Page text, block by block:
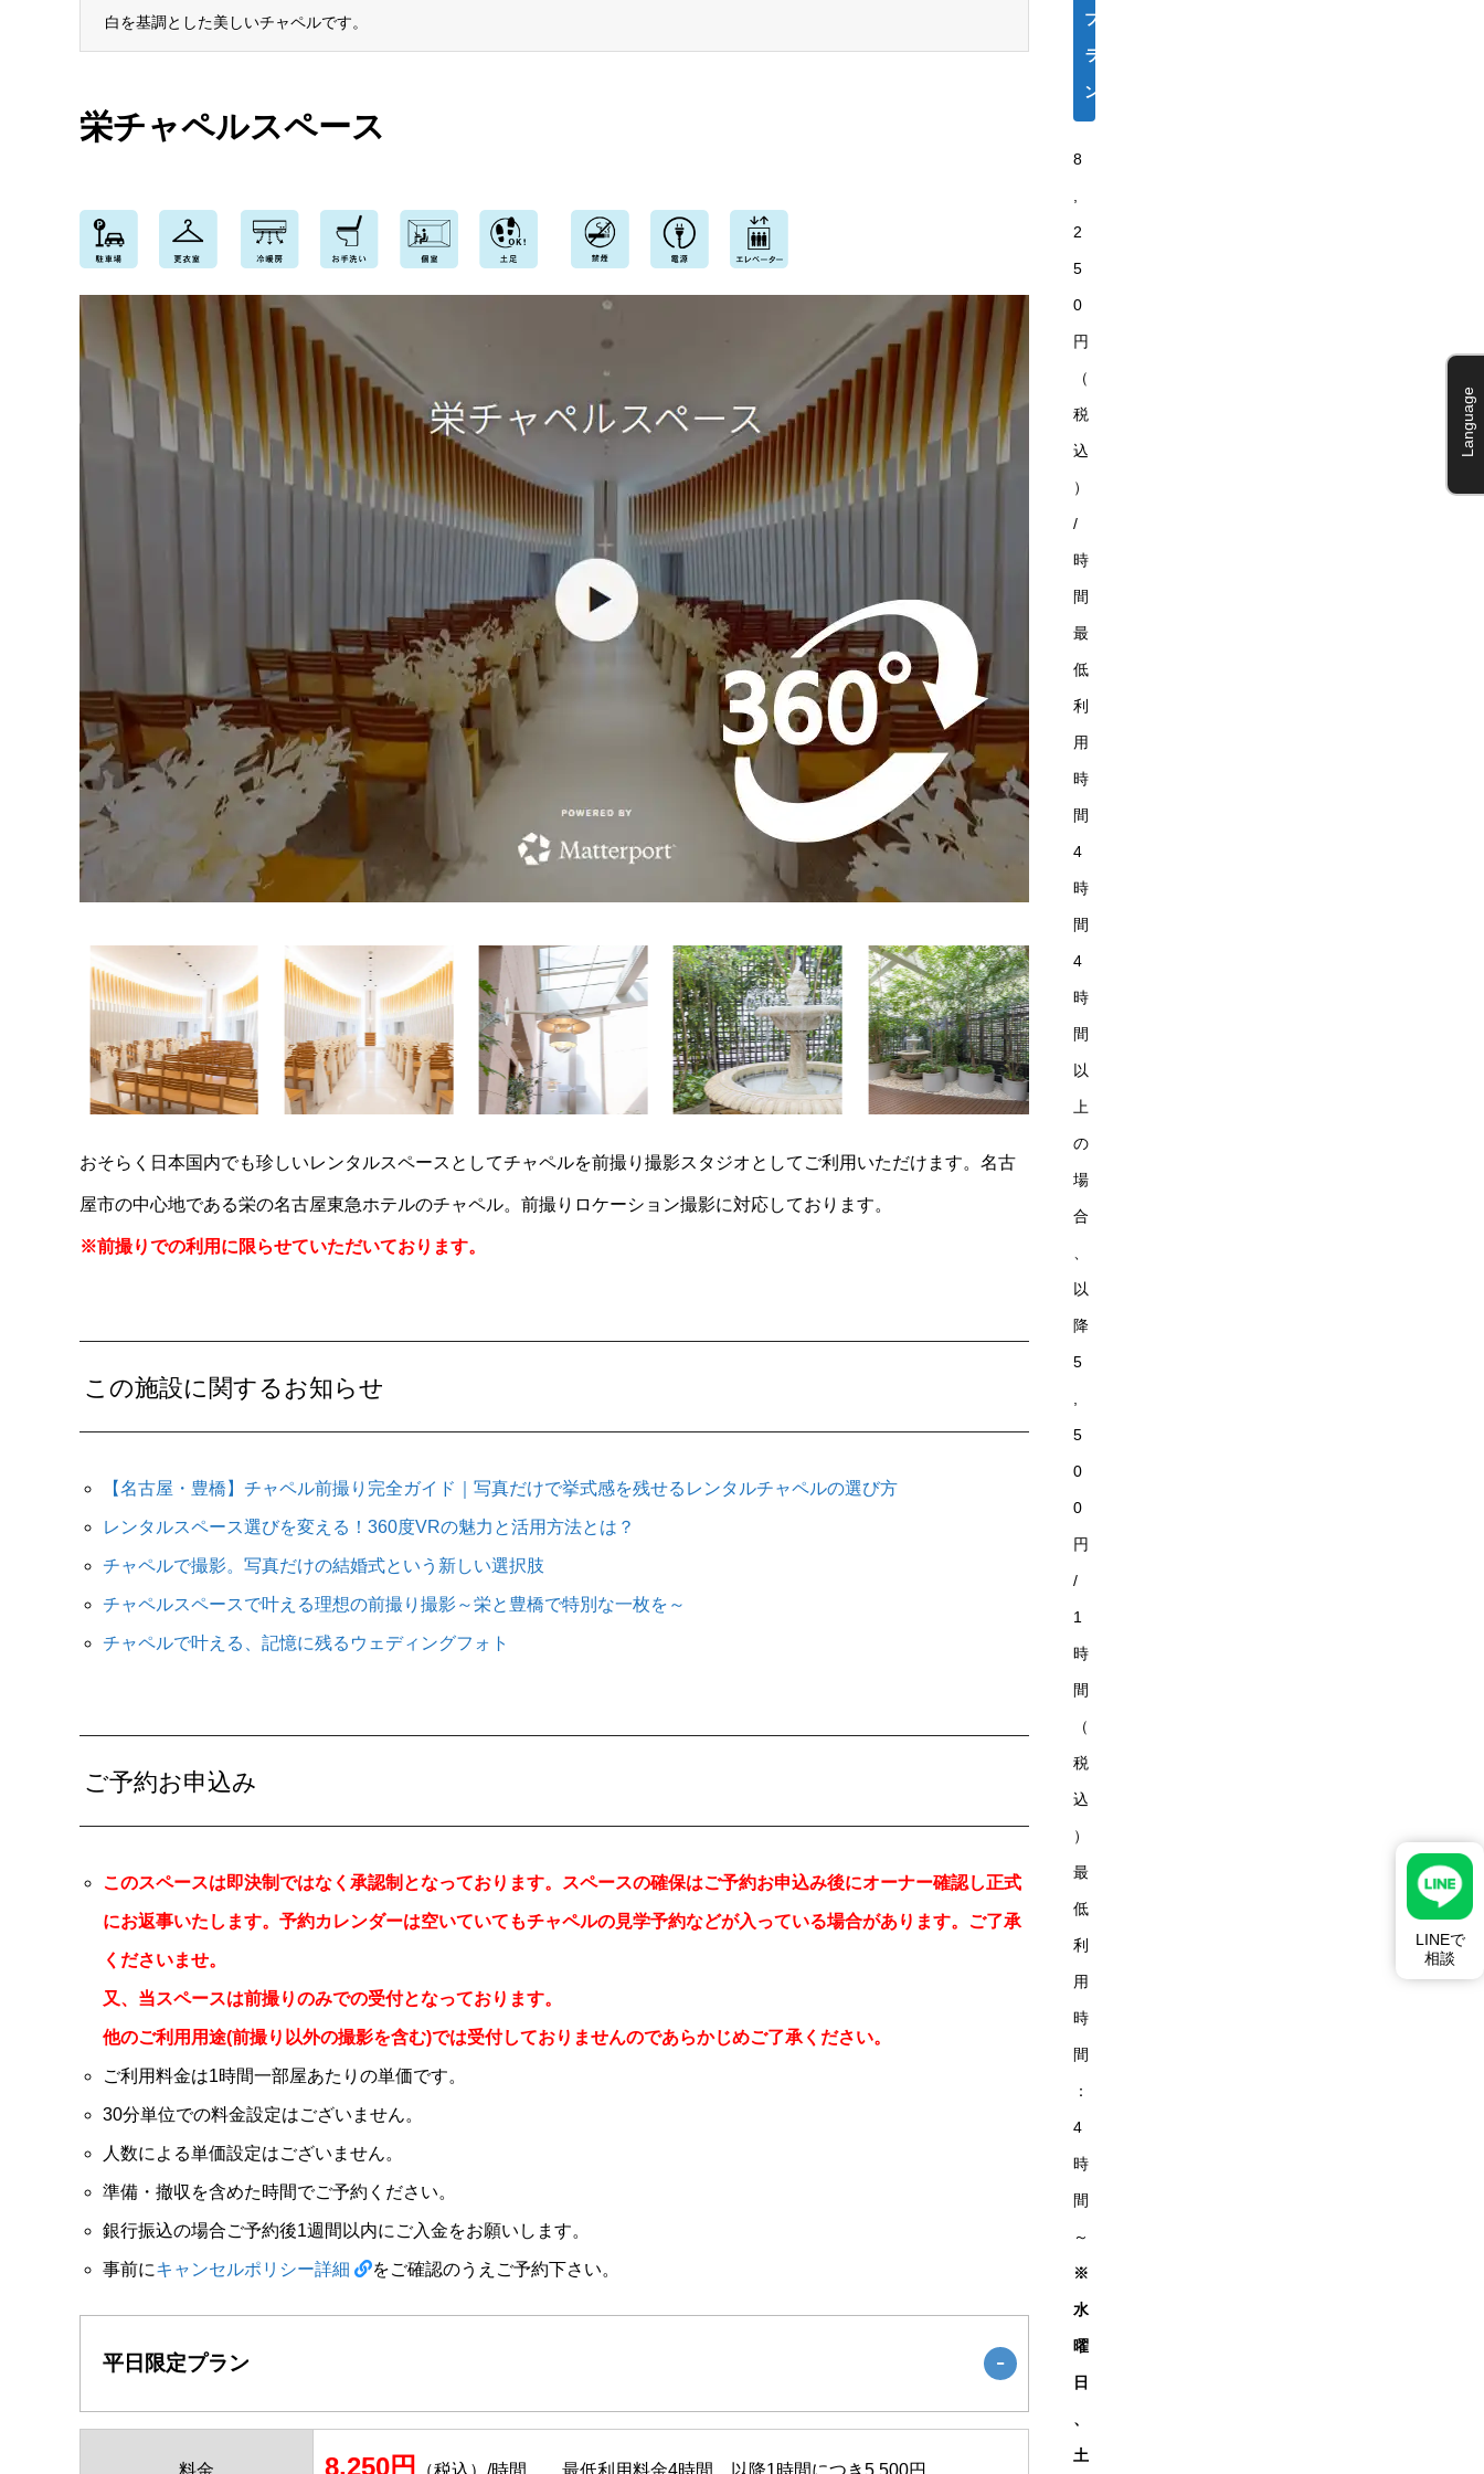
白を基調とした美しいチャペルです。
栄チャペルスペース
おそらく日本国内でも珍しいレンタルスペースとしてチャペルを前撮り撮影スタジオとしてご利用いただけます。名古
屋市の中心地である栄の名古屋東急ホテルのチャペル。前撮りロケーション撮影に対応しております。
※前撮りでの利用に限らせていただいております。
この施設に関するお知らせ
【名古屋・豊橋】チャペル前撮り完全ガイド｜写真だけで挙式感を残せるレンタルチャペルの選び方
レンタルスペース選びを変える！360度VRの魅力と活用方法とは？
チャペルで撮影。写真だけの結婚式という新しい選択肢
チャペルスペースで叶える理想の前撮り撮影～栄と豊橋で特別な一枚を～
チャペルで叶える、記憶に残るウェディングフォト
ご予約お申込み
このスペースは即決制ではなく承認制となっております。スペースの確保はご予約お申込み後にオーナー確認し正式
にお返事いたします。予約カレンダーは空いていてもチャペルの見学予約などが入っている場合があります。ご了承
くださいませ。
又、当スペースは前撮りのみでの受付となっております。
他のご利用用途(前撮り以外の撮影を含む)では受付しておりませんのであらかじめご了承ください。
ご利用料金は1時間一部屋あたりの単価です。
30分単位での料金設定はございません。
人数による単価設定はございません。
準備・撤収を含めた時間でご予約ください。
銀行振込の場合ご予約後1週間以内にご入金をお願いします。
事前にキャンセルポリシー詳細 をご確認のうえご予約下さい。
平日限定プラン
8,250円
プ
ラ
ン
8
2
5
0
円
（
税
込
）
/
時
間
最
低
利
用
時
間
4
時
間
4
時
間
以
上
の
場
合
以
降
5
5
0
0
円
/
1
時
間
（
税
込
）
最
低
利
用
時
間
：
4
時
間
～
※
水
曜
日
、
土
LINEで
相談
Language